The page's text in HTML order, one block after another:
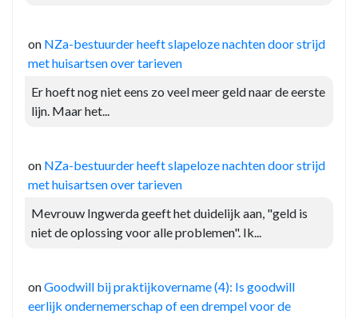
on NZa-bestuurder heeft slapeloze nachten door strijd
met huisartsen over tarieven
Er hoeft nog niet eens zo veel meer geld naar de eerste
lijn. Maar het...
on NZa-bestuurder heeft slapeloze nachten door strijd
met huisartsen over tarieven
Mevrouw Ingwerda geeft het duidelijk aan, "geld is
niet de oplossing voor alle problemen". Ik...
onGoodwill bij praktijkovername (4): Is goodwill
eerlijk ondernemerschap of een drempel voor de